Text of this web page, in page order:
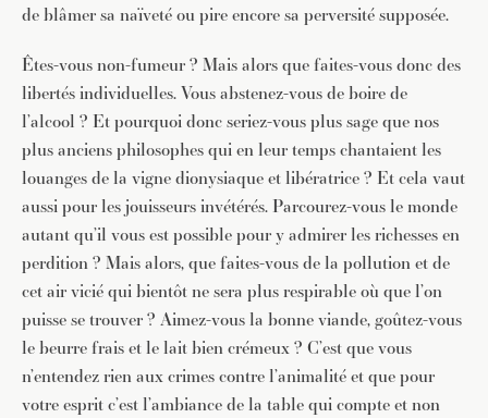
de blâmer sa naïveté ou pire encore sa perversité supposée.
Êtes-vous non-fumeur ? Mais alors que faites-vous donc des
libertés individuelles. Vous abstenez-vous de boire de
l’alcool ? Et pourquoi donc seriez-vous plus sage que nos
plus anciens philosophes qui en leur temps chantaient les
louanges de la vigne dionysiaque et libératrice ? Et cela vaut
aussi pour les jouisseurs invétérés. Parcourez-vous le monde
autant qu’il vous est possible pour y admirer les richesses en
perdition ? Mais alors, que faites-vous de la pollution et de
cet air vicié qui bientôt ne sera plus respirable où que l’on
puisse se trouver ? Aimez-vous la bonne viande, goûtez-vous
le beurre frais et le lait bien crémeux ? C’est que vous
n’entendez rien aux crimes contre l’animalité et que pour
votre esprit c’est l’ambiance de la table qui compte et non